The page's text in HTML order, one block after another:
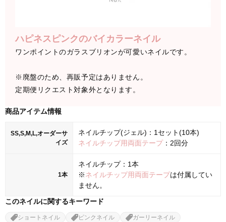
ハピネスピンクのバイカラーネイル
ワンポイントのガラスブリオンが可愛いネイルです。
※廃盤のため、再販予定はありません。
定期便リクエスト対象外となります。
商品アイテム情報
SS,S,M,L,オーダーサ
イズ
ネイルチップ(ジェル)：1セット(10本)
ネイルチップ用両面テープ：2回分
1本
ネイルチップ：1本
※ネイルチップ用両面テープは付属してい
ません。
このネイルに関するキーワード
ショートネイル ピンクネイル ガーリーネイル